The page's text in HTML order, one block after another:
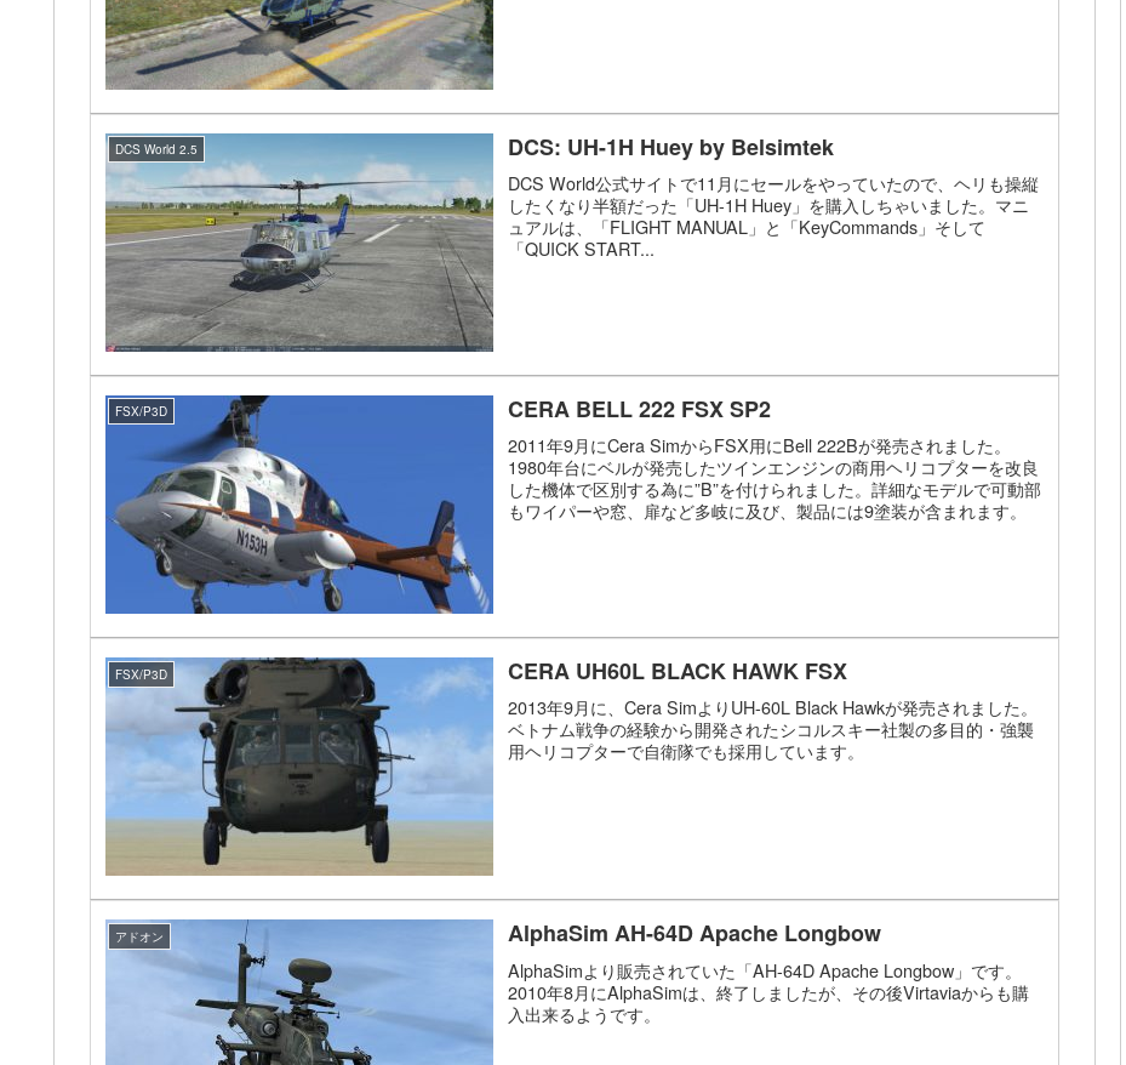
DCS World 2.5 DCS: UH-1H Huey by Belsimtek
DCS World公式サイトで11月にセールをやっていたので、ヘリも操縦
したくなり半額だった「UH-1H Huey」を購入しちゃいました。マニ
ュアルは、「FLIGHT MANUAL」と「KeyCommands」そして
「QUICK START...
FSX/P3D CERA BELL 222 FSX SP2
2011年9月にCera SimからFSX用にBell 222Bが発売されました。
1980年台にベルが発売したツインエンジンの商用ヘリコプターを改良
した機体で区別する為に”B”を付けられました。詳細なモデルで可動部
もワイパーや窓、扉など多岐に及び、製品には9塗装が含まれます。
FSX/P3D CERA UH60L BLACK HAWK FSX
2013年9月に、Cera SimよりUH-60L Black Hawkが発売されました。
ベトナム戦争の経験から開発されたシコルスキー社製の多目的・強襲
用ヘリコプターで自衛隊でも採用しています。
アドオン AlphaSim AH-64D Apache Longbow
AlphaSimより販売されていた「AH-64D Apache Longbow」です。
2010年8月にAlphaSimは、終了しましたが、その後Virtaviaからも購
入出来るようです。